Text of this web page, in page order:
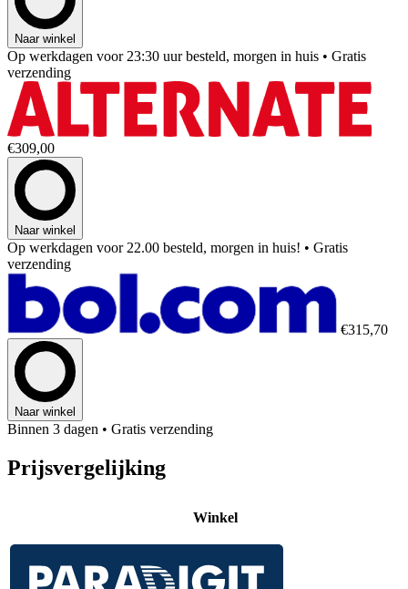
Naar winkel
Op werkdagen voor 23:30 uur besteld, morgen in huis • Gratis
verzending
€309,00
Naar winkel
Op werkdagen voor 22.00 besteld, morgen in huis! • Gratis
verzending
€315,70
Naar winkel
Binnen 3 dagen • Gratis verzending
Prijsvergelijking
Winkel